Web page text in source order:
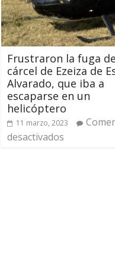
Frustraron la fuga
cárcel de Ezeiza de
Alvarado, que iba a
escaparse en un
helicóptero
11 marzo, 2023
desactivados